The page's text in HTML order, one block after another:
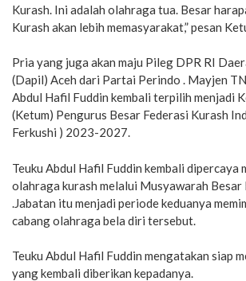
Kurash. Ini adalah olahraga tua. Besar
Kurash akan lebih memasyarakat,” pesan
Pria yang juga akan maju Pileg DPR RI
(Dapil) Aceh dari Partai Perindo . Mayjen
Abdul Hafil Fuddin kembali terpilih menjadi
(Ketum) Pengurus Besar Federasi Kurash
Ferkushi ) 2023-2027.
Teuku Abdul Hafil Fuddin kembali dipercaya
olahraga kurash melalui Musyawarah Besar
.Jabatan itu menjadi periode keduanya
cabang olahraga bela diri tersebut.
Teuku Abdul Hafil Fuddin mengatakan siap
yang kembali diberikan kepadanya.